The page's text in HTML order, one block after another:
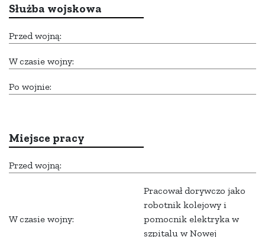
Służba wojskowa
Przed wojną:
W czasie wojny:
Po wojnie:
Miejsce pracy
Przed wojną:
W czasie wojny:
Pracował dorywczo jako
robotnik kolejowy i
pomocnik elektryka w
szpitalu w Nowej